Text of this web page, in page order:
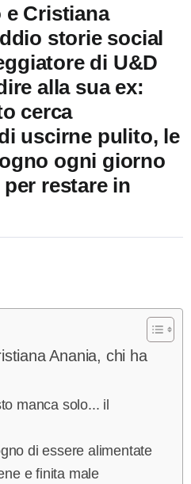
e Cristiana
storie social
di U&D
alla sua ex:
cerca
uscirne pulito, le
ogni giorno
restare in
Anania, chi ha
manca solo... il
di essere alimentate
e finita male